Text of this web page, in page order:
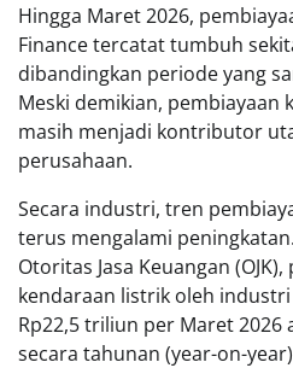
Hingga Maret 2026,
Finance tercatat tumbuh
dibandingkan periode yang
Meski demikian, pembiayaan
masih menjadi kontributor
perusahaan.
Secara industri, tren
terus mengalami
Otoritas Jasa Keuangan
kendaraan listrik oleh
Rp22,5 triliun per Maret 2026
secara tahunan (year-on-